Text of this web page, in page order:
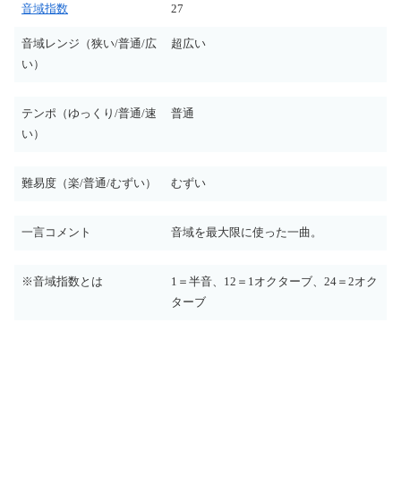
音域指数 27
音域レンジ（狭い/普通/広
い）
超広い
テンポ（ゆっくり/普通/速
い）
普通
難易度（楽/普通/むずい） むずい
一言コメント 音域を最大限に使った一曲。
※音域指数とは
1＝半音、12＝1オクターブ、24＝2オク
ターブ